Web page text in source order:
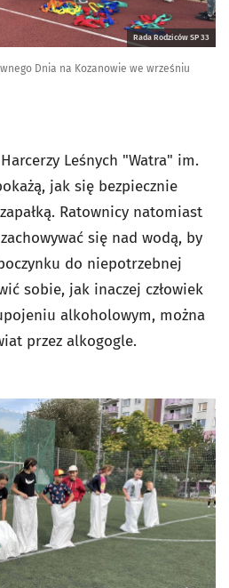
Rada Rodziców SP 33
Dnia na Kozanowie we wrześniu
Leśnych "Watra" im.
jak się bezpiecznie
Ratownicy natomiast
się nad wodą, by
do niepotrzebnej
sobie, jak inaczej człowiek
alkoholowym, można
przez alkogogle.